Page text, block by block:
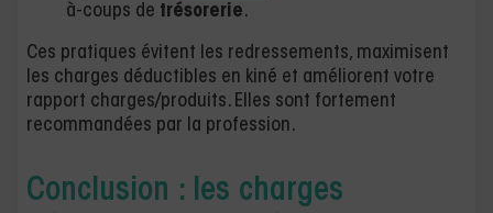
à-coups de trésorerie.
Ces pratiques évitent les redressements, maximisent
les charges déductibles en kiné et améliorent votre
rapport charges/produits. Elles sont fortement
recommandées par la profession.
Conclusion : les charges